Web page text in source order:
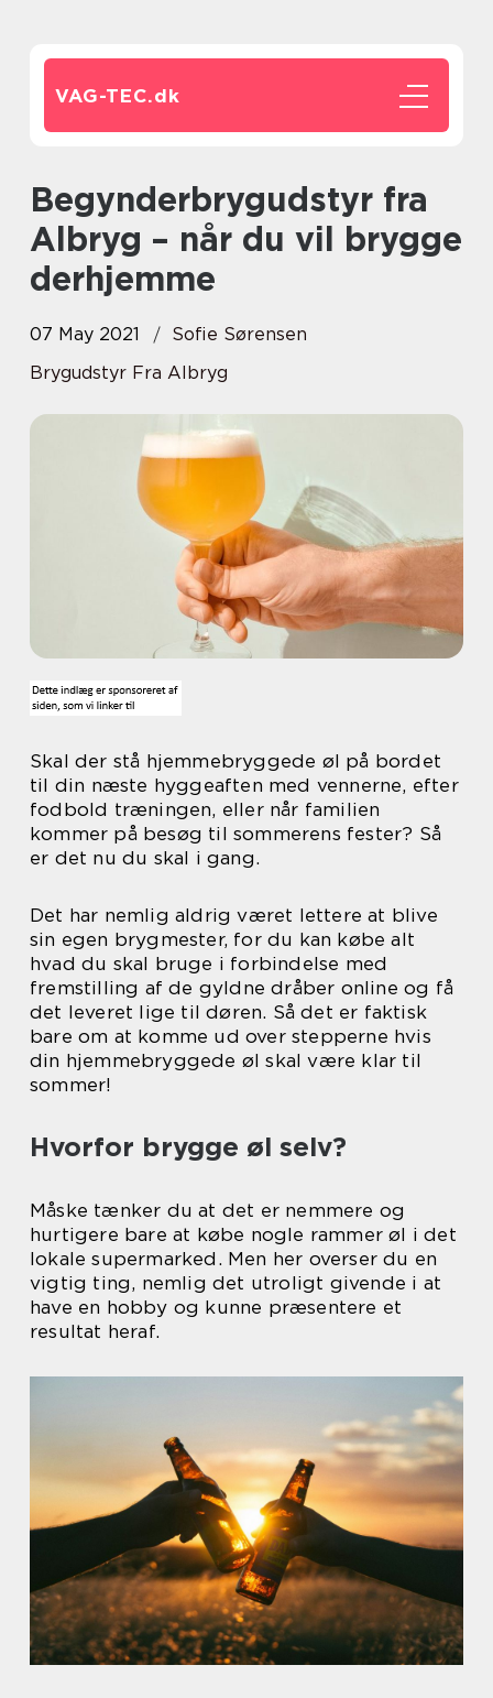
VAG-TEC.dk
Begynderbrygudstyr fra
Albryg – når du vil brygge
derhjemme
07 May 2021
Sofie Sørensen
Brygudstyr Fra Albryg
Skal der stå hjemmebryggede øl på bordet
til din næste hyggeaften med vennerne, efter
fodbold træningen, eller når familien
kommer på besøg til sommerens fester? Så
er det nu du skal i gang.
Det har nemlig aldrig været lettere at blive
sin egen brygmester, for du kan købe alt
hvad du skal bruge i forbindelse med
fremstilling af de gyldne dråber online og få
det leveret lige til døren. Så det er faktisk
bare om at komme ud over stepperne hvis
din hjemmebryggede øl skal være klar til
sommer!
Hvorfor brygge øl selv?
Måske tænker du at det er nemmere og
hurtigere bare at købe nogle rammer øl i det
lokale supermarked. Men her overser du en
vigtig ting, nemlig det utroligt givende i at
have en hobby og kunne præsentere et
resultat heraf.